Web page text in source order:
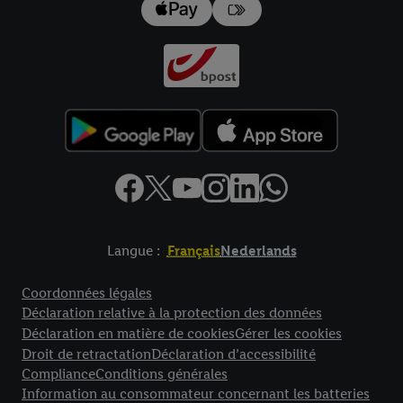
Langue : FrançaisNederlands
Coordonnées légales
Déclaration relative à la protection des données
Déclaration en matière de cookiesGérer les cookies
Droit de retractationDéclaration d’accessibilité
ComplianceConditions générales
Information au consommateur concernant les batteries
Vous trouverez les impressions ici.